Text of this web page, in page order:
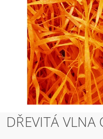
DŘEVITÁ VLNA